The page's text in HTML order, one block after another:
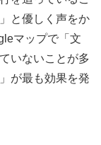
と優しく声をか
マップで「文
いないことが多
が最も効果を発